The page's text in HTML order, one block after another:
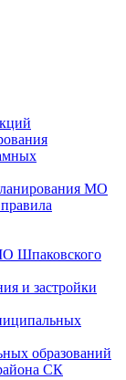
МО
Шпаковского
и застройки
образований
СК